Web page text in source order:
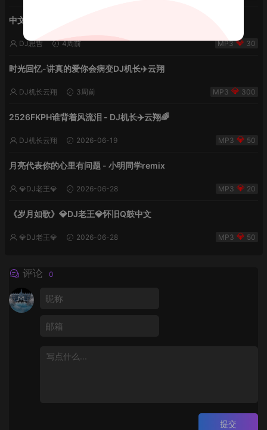
中文欢快2k26雨后夏天的风
DJ思哲 4周前 30
时光回忆-讲真的爱你会病变DJ机长✈️云翔
DJ机长云翔 3周前 300
2526FKPH谁背着风流泪 - DJ机长✈️云翔🌈
DJ机长云翔 2026-06-19 50
月亮代表你的心里有问题 - 小明同学remix
💎DJ老王💎 2026-06-28 20
《岁月如歌》💎DJ老王💎怀旧Q鼓中文
💎DJ老王💎 2026-06-28 50
评论 0
提交